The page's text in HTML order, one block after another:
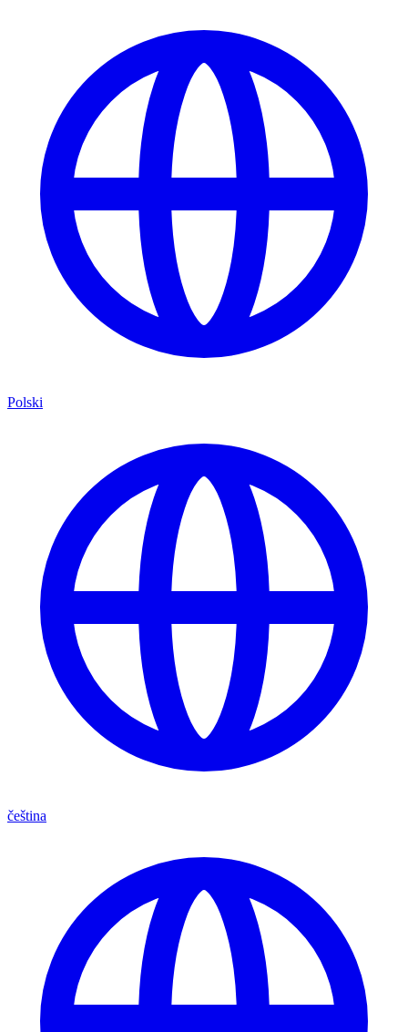
Polski
čeština